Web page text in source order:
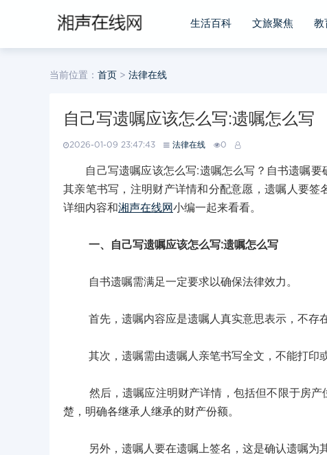
生活百科 文旅聚焦 教
当前位置： 首页 > 法律在线
自己写遗嘱应该怎么写:遗嘱怎么写
2026-01-09 23:47:43 法律在线 0
自己写遗嘱应该怎么写:遗嘱怎么写？自书遗嘱要
其亲笔书写，注明财产详情和分配意愿，遗嘱人要
详细内容和湘声在线网小编一起来看看。
一、自己写遗嘱应该怎么写:遗嘱怎么写
自书遗嘱需满足一定要求以确保法律效力。
首先，遗嘱内容应是遗嘱人真实意思表示，不存在
其次，遗嘱需由遗嘱人亲笔书写全文，不能打印或
然后，遗嘱应注明财产详情，包括但不限于房产
楚，明确各继承人继承的财产份额。
另外，遗嘱人要在遗嘱上签名，这是确认遗嘱为其